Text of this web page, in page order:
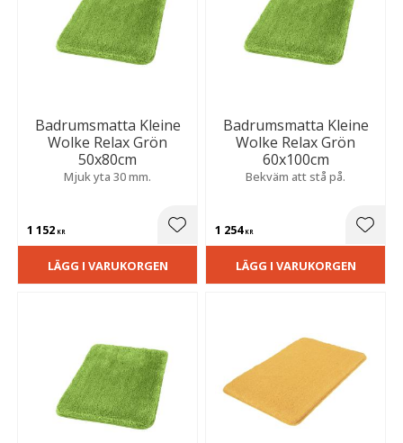
Badrumsmatta Kleine
Wolke Relax Grön
50x80cm
Mjuk yta 30 mm.
1 152 KR Lägg till i favoriter
LÄGG I VARUKORGEN
Badrumsmatta Kleine
Wolke Relax Grön
60x100cm
Bekväm att stå på.
1 254KR
LÄGG I VARUKORGEN